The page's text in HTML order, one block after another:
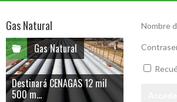
Nombre
Gas Natural
Gas Natural
Destinará CENAGAS 12 mil
500 m...